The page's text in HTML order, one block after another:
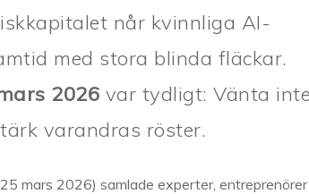
når kvinnliga AI-
med stora blinda fläckar.
2026 var tydligt: Vänta inte
varandras röster.
mars 2026) samlade experter, entreprenörer